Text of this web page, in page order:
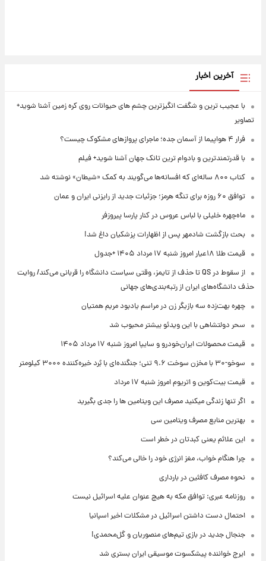
آخرین اخبار
با عجیب ترین و شگفت انگیزترین چشم های حیوانات روی کره زمین آشنا شوید+
تصاویر
فرار ۴ هواپیما از آسمان جده؛ ماجرای پروازهای مشکوک چیست؟
با قدرتمندترین و بادوام ترین تانک جهان آشنا شوید+ فیلم
کتاب ۸۰۰ ساله‌ای که افسانه‌ها می‌گویند به کمک «شیطان» نوشته شد
توافق ۶۰ روزه برای تنگه هرمز؛ جزئیات جدید از رایزنی ایران و عمان
ماه‌چهره خلیلی با لباس عروس در کنار پارسا پیروزفر
بحث بازگشت شادمهر پس از اظهارات پزشکیان داغ شد!
قیمت طلا ۱۸عیار امروز شنبه ۱۷ مرداد ۱۴۰۵ +جدول
از سقوط در QS تا حذف از تایمز، وقتی سیاست دانشگاه را قربانی می‌کند/ روایت
حذف دانشگاه‌های ایران از رتبه‌بندی‌های جهانی
چهره بهت‌زده سه بازیگر زن در مراسم یادبود مریم همتیان
سحر دولتشاهی با این ویدئو بیشتر محبوب شد
قیمت محصولات ایران‌خودرو و سایپا امروز شنبه ۱۷ مرداد ۱۴۰۵
سوخو-۳۰ با مخزن سوخت ۹.۶ تنی؛ جنگنده‌ای با بُرد خیره‌کننده ۳۰۰۰ کیلومتر
قیمت بیت‌کوین و اتریوم امروز شنبه ۱۷ مرداد
اگر تنها زندگی میکنید مصرف این ویتامین ها را جدی بگیرید
بهترین منابع مصرف ویتامین سی
این علائم یعنی کبدتان در خطر است
چرا هنگام خواب، مغز انرژی خود را خالی می‌کند؟
نحوه مصرف کافئین در بارداری
روزنامه عبری: توافق مکه به هیچ عنوان علیه اسرائیل نیست
احتمال دست داشتن اسرائیل در مشکلات اخیر اسپانیا
جنجال جدید در بازی تیم‌های منصوریان و گل‌محمدی!
ایرج خواننده پیشکسوت موسیقی ایران بستری شد